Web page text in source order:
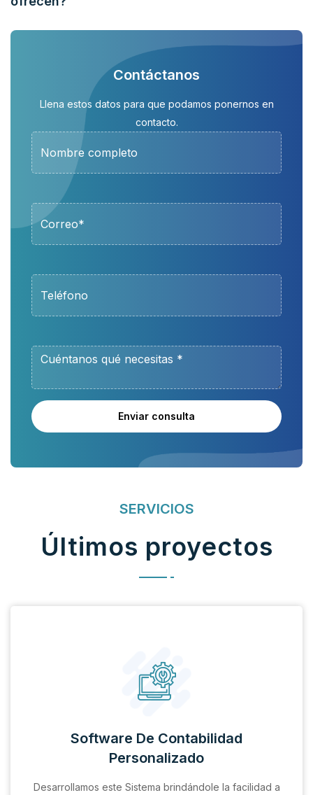
Contáctanos
Llena estos datos para que podamos ponernos en
contacto.
Enviar consulta
SERVICIOS
Últimos proyectos
Software De Contabilidad
Personalizado
Desarrollamos este Sistema brindándole la facilidad a